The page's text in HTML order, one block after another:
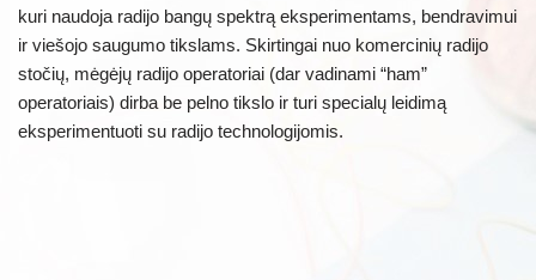
kuri naudoja radijo bangų spektrą eksperimentams, bendravimui
ir viešojo saugumo tikslams. Skirtingai nuo komercinių radijo
stočių, mėgėjų radijo operatoriai (dar vadinami “ham”
operatoriais) dirba be pelno tikslo ir turi specialų leidimą
eksperimentuoti su radijo technologijomis.